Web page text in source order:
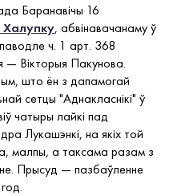
Баранавічы 16
, абвінавачанаму ў
ч. 1 арт. 368
— Вікторыя Пакунова.
што ён з дапамогай
сетцы "Аднакласнікі" ў
чатыры лайкі пад
Лукашэнкі, на якіх той
малпы, а таксама разам з
Прысуд — пазбаўленне